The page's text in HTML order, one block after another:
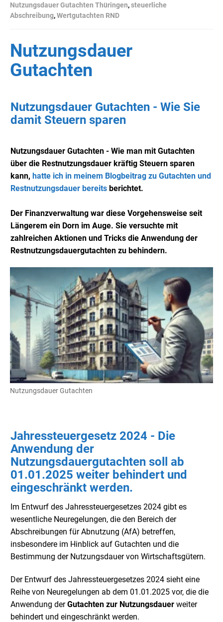
Nutzungsdauer Gutachten Thüringen,steuerliche
Abschreibung,Wertgutachten RND
Nutzungsdauer
Gutachten
Nutzungsdauer Gutachten - Wie Sie
damit Steuern sparen
Nutzungsdauer Gutachten - Wie man mit Gutachten
über die Restnutzungsdauer kräftig Steuern sparen
kann, hatte ich in meinem Blogbeitrag zu Gutachten und
Restnutzungsdauer bereits berichtet.
Der Finanzverwaltung war diese Vorgehensweise seit
Längerem ein Dorn im Auge. Sie versuchte mit
zahlreichen Aktionen und Tricks die Anwendung der
Restnutzungsdauergutachten zu behindern.
Nutzungsdauer Gutachten
Jahressteuergesetz 2024 - Die
Anwendung der
Nutzungsdauergutachten soll ab
01.01.2025 weiter behindert und
eingeschränkt werden.
Im Entwurf des Jahressteuergesetzes 2024 gibt es
wesentliche Neuregelungen, die den Bereich der
Abschreibungen für Abnutzung (AfA) betreffen,
insbesondere im Hinblick auf Gutachten und die
Bestimmung der Nutzungsdauer von Wirtschaftsgütern.
Der Entwurf des Jahressteuergesetzes 2024 sieht eine
Reihe von Neuregelungen ab dem 01.01.2025 vor, die die
Anwendung derGutachten zur Nutzungsdauer weiter
behindert und eingeschränkt werden.